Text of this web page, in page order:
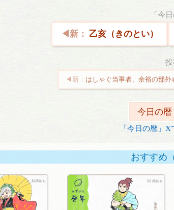
「今
乙亥（きのとい）
はしゃぐ当事者、余裕の部外
今日の
「今日の暦」
おすすめ